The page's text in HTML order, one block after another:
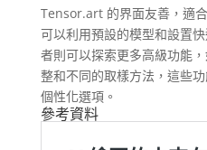
Tensor.art 的界面友善，適
可以利用預設的模型和設置
者則可以探索更多高級功能
整和不同的取樣方法，這些
個性化選項​。
參考資料